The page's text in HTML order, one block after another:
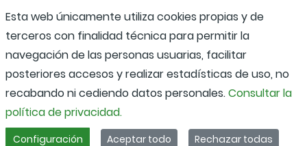
Canal de denuncias
Esta web únicamente utiliza cookies propias y de
terceros con finalidad técnica para permitir la
navegación de las personas usuarias, facilitar
posteriores accesos y realizar estadísticas de uso, no
recabando ni cediendo datos personales.Consultar la
política de privacidad.
Configuración Aceptar todo Rechazar todas